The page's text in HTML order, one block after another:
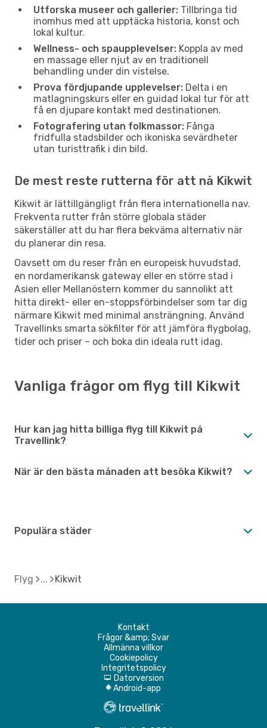
Utforska museer och gallerier: Tillbringa tid
inomhus med att upptäcka historia, konst och
lokal kultur.
Wellness- och spaupplevelser: Koppla av med
en massage eller njut av en traditionell
behandling under din vistelse.
Prova fördjupande upplevelser: Delta i en
matlagningskurs eller en guidad lokal tur för att
få en djupare kontakt med destinationen.
Fotografering utan folkmassor: Fånga
fridfulla stadsbilder och ikoniska sevärdheter
utan turisttrafik i din bild.
De mest reste rutterna för att nå Kikwit
Kikwit är lättillgängligt från flera internationella nav.
Frekventa rutter från större globala städer
säkerställer att du har flera bekväma alternativ när
du planerar din resa.
Oavsett om du reser från en europeisk huvudstad,
en nordamerikansk gateway eller en större stad i
Asien eller Mellanöstern kommer du sannolikt att
hitta direkt- eller en-stoppsförbindelser som tar dig
närmare Kikwit med minimal ansträngning. Använd
Travellinks smarta sökfilter för att jämföra flygbolag,
tider och priser – och boka din ideala rutt idag.
Vanliga frågor om flyg till Kikwit
Hur kan jag hitta billiga flyg till Kikwit på
Travellink?
När är den bästa månaden att besöka Kikwit?
Populära städer
Flyg Kikwit
Kontakt
Frågor &amp; Svar
Allmänna villkor
Cookiepolicy
Integritetspolicy
d Datorversion
A Android-app